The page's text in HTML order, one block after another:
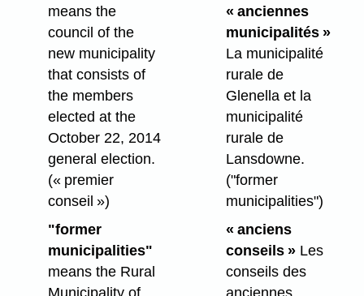
means the
council of the
new municipality
that consists of
the members
elected at the
October 22, 2014
general election.
(« premier
conseil »)
"former
municipalities"
means the Rural
Municipality of
« anciennes
municipalités »
La municipalité
rurale de
Glenella et la
municipalité
rurale de
Lansdowne.
("former
municipalities")
« anciens
conseils »Les
conseils des
anciennes